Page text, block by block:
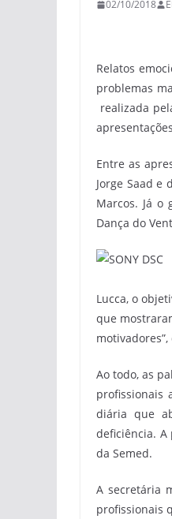
02/10/2018
Relatos
problemas
realizada
Entre as
Jorge Saad e
Marcos. Já o
Dança do
Lucca, o
que
motivadores”,
Ao todo, as
profissionais
diária que
deficiência. A
da Semed.
A secretária
profissionais